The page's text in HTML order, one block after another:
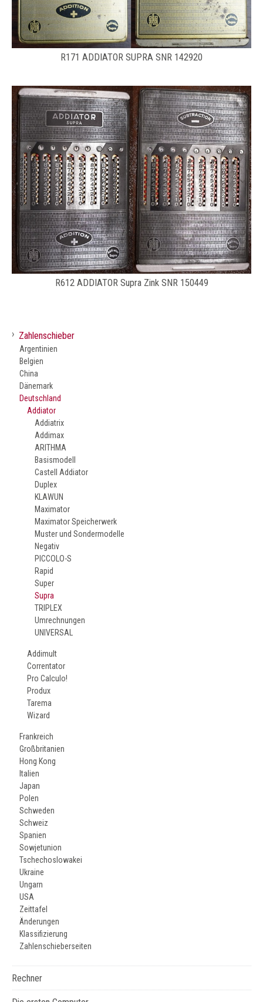
R171 ADDIATOR SUPRA SNR 142920
R612 ADDIATOR Supra Zink SNR 150449
› Zahlenschieber
Argentinien
Belgien
China
Dänemark
Deutschland
Addiator
Addiatrix
Addimax
ARITHMA
Basismodell
Castell Addiator
Duplex
KLAWUN
Maximator
Maximator Speicherwerk
Muster und Sondermodelle
Negativ
PICCOLO-S
Rapid
Super
Supra
TRIPLEX
Umrechnungen
UNIVERSAL
Addimult
Correntator
Pro Calculo!
Produx
Tarema
Wizard
Frankreich
Großbritanien
Hong Kong
Italien
Japan
Polen
Schweden
Schweiz
Spanien
Sowjetunion
Tschechoslowakei
Ukraine
Ungarn
USA
Zeittafel
Änderungen
Klassifizierung
Zahlenschieberseiten
Rechner